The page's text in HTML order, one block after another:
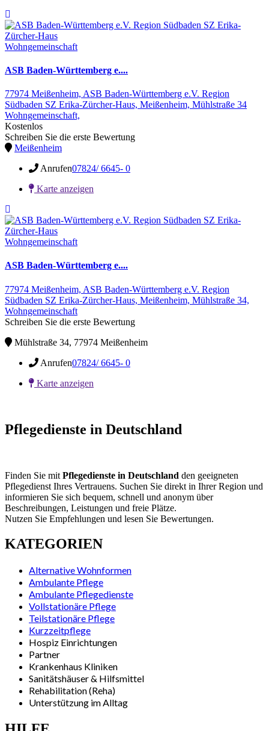
Wohngemeinschaft
ASB Baden-Württemberg e....
77974 Meißenheim, ASB Baden-Württemberg e.V. Region
Südbaden SZ Erika-Zürcher-Haus, Meißenheim, Mühlstraße 34
Wohngemeinschaft,
Kostenlos
Schreiben Sie die erste Bewertung
Meißenheim
Anrufen07824/ 6645- 0
Karte anzeigen
Wohngemeinschaft
ASB Baden-Württemberg e....
77974 Meißenheim, ASB Baden-Württemberg e.V. Region
Südbaden SZ Erika-Zürcher-Haus, Meißenheim, Mühlstraße 34,
Wohngemeinschaft
Schreiben Sie die erste Bewertung
Mühlstraße 34, 77974 Meißenheim
Anrufen07824/ 6645- 0
Karte anzeigen
Pflegedienste in Deutschland
Finden Sie mit Pflegedienste in Deutschland den geeigneten
Pflegedienst Ihres Vertrauens. Suchen Sie direkt in Ihrer Region und
informieren Sie sich bequem, schnell und anonym über
Beschreibungen, Leistungen und freie Plätze.
Nutzen Sie Empfehlungen und lesen Sie Bewertungen.
KATEGORIEN
Alternative Wohnformen
Ambulante Pflege
Ambulante Pflegedienste
Vollstationäre Pflege
Teilstationäre Pflege
Kurzzeitpflege
Hospiz Einrichtungen
Partner
Krankenhaus Kliniken
Sanitätshäuser & Hilfsmittel
Rehabilitation (Reha)
Unterstützung im Alltag